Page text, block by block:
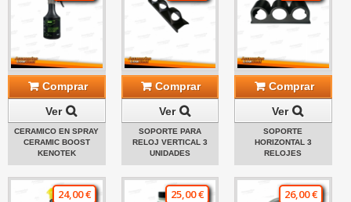
Comprar
Ver
CERAMICO EN SPRAY
CERAMIC BOOST
KENOTEK
Comprar
Ver
SOPORTE PARA
RELOJ VERTICAL 3
UNIDADES
Comprar
Ver
SOPORTE
HORIZONTAL 3
RELOJES
24,00 € 25,00 € 26,00 €